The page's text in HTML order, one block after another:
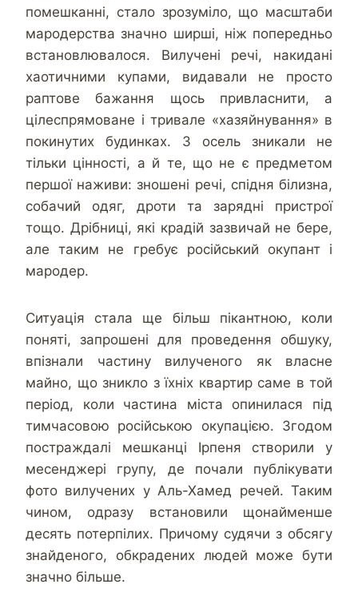
помешканні, стало зрозуміло, що масштаби
мародерства значно ширші, ніж попередньо
встановлювалося. Вилучені речі, накидані
хаотичними купами, видавали не просто
раптове бажання щось привласнити, а
цілеспрямоване і тривале «хазяйнування» в
покинутих будинках. З осель зникали не
тільки цінності, а й те, що не є предметом
першої наживи: зношені речі, спідня білизна,
собачий одяг, дроти та зарядні пристрої
тощо. Дрібниці, які крадій зазвичай не бере,
але таким не гребує російський окупант і
мародер.
Ситуація стала ще більш пікантною, коли
поняті, запрошені для проведення обшуку,
впізнали частину вилученого як власне
майно, що зникло з їхніх квартир саме в той
період, коли частина міста опинилася під
тимчасовою російською окупацією. Згодом
постраждалі мешканці Ірпеня створили у
месенджері групу, де почали публікувати
фото вилучених у Аль-Хамед речей. Таким
чином, одразу встановили щонайменше
десять потерпілих. Причому судячи з обсягу
знайденого, обкрадених людей може бути
значно більше.